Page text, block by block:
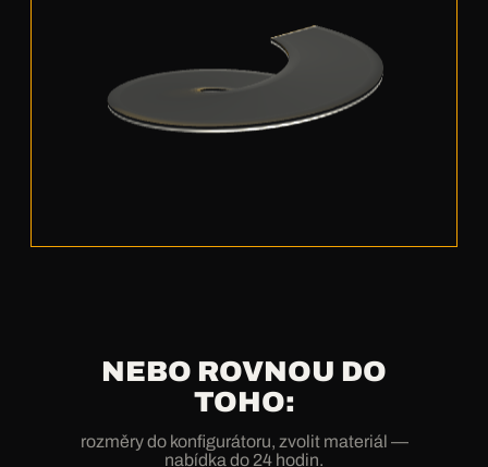
NEBO ROVNOU DO
TOHO:
rozměry do konfigurátoru, zvolit materiál —
nabídka do 24 hodin.